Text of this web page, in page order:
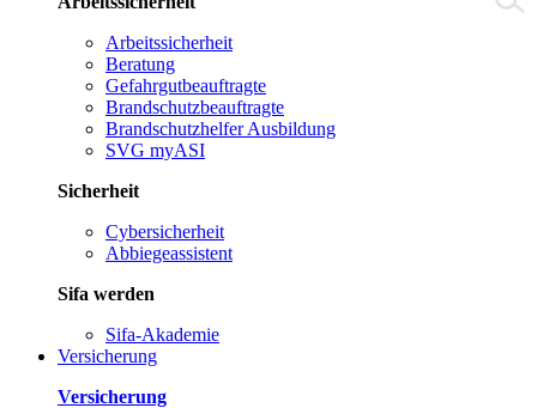
Arbeitssicherheit
Beratung
Gefahrgutbeauftragte
Brandschutzbeauftragte
Brandschutzhelfer Ausbildung
SVG myASI
Sicherheit
Cybersicherheit
Abbiegeassistent
Sifa werden
Sifa-Akademie
Versicherung
Versicherung